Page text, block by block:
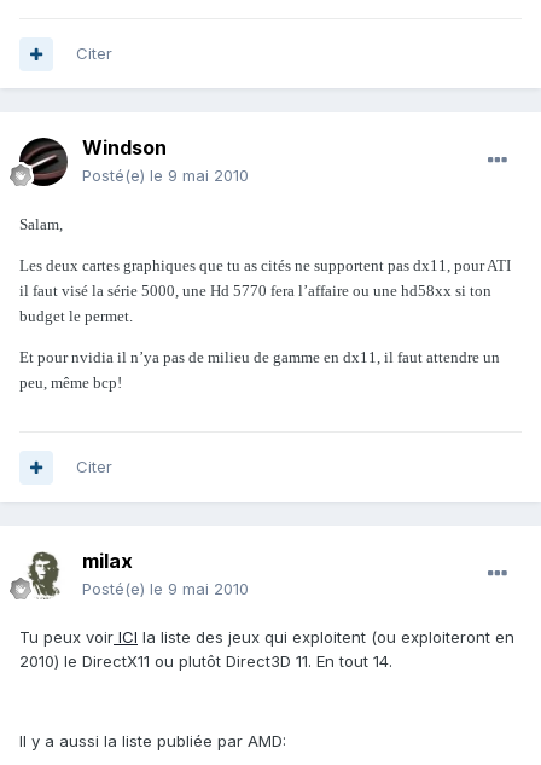
Citer
Windson
Posté(e) le 9 mai 2010
Salam,
Les deux cartes graphiques que tu as cités ne supportent pas dx11, pour ATI
il faut visé la série 5000, une Hd 5770 fera l’affaire ou une hd58xx si ton
budget le permet.
Et pour nvidia il n’ya pas de milieu de gamme en dx11, il faut attendre un
peu, même bcp!
Citer
milax
Posté(e) le 9 mai 2010
Tu peux voir ICI la liste des jeux qui exploitent (ou exploiteront en
2010) le DirectX11 ou plutôt Direct3D 11. En tout 14.
Il y a aussi la liste publiée par AMD: